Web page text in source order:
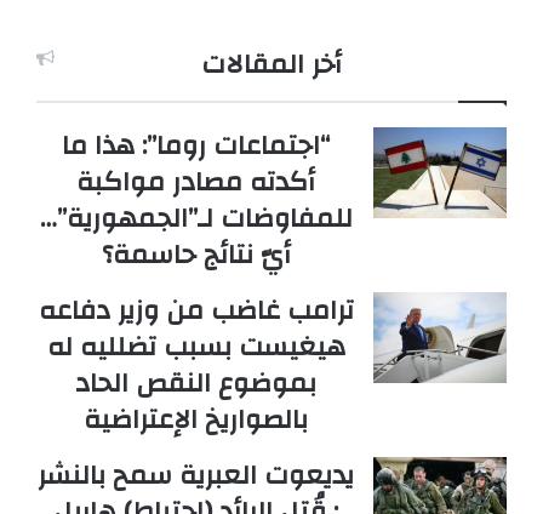
أخر المقالات
“اجتماعات روما”: هذا ما
أكدته مصادر مواكبة
للمفاوضات لـ”الجمهورية”…
أيّ نتائج حاسمة؟
ترامب غاضب من وزير دفاعه
هيغيست بسبب تضلليه له
بموضوع النقص الحاد
بالصواريخ الإعتراضية
يديعوت العبرية سمح بالنشر